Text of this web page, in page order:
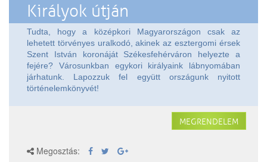
Királyok útján
Tudta, hogy a középkori Magyarországon csak az
lehetett törvényes uralkodó, akinek az esztergomi érsek
Szent István koronáját Székesfehérváron helyezte a
fejére? Városunkban egykori királyaink lábnyomában
járhatunk. Lapozzuk fel együtt országunk nyitott
történelemkönyvét!
MEGRENDELEM
Megosztás: